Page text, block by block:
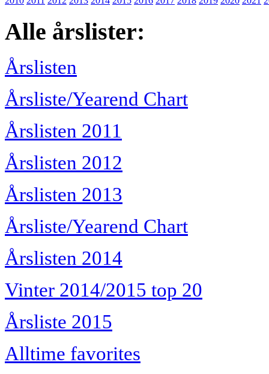
Alle årslister:
Årslisten
Årsliste/Yearend Chart
Årslisten 2011
Årslisten 2012
Årslisten 2013
Årsliste/Yearend Chart
Årslisten 2014
Vinter 2014/2015 top 20
Årsliste 2015
Alltime favorites